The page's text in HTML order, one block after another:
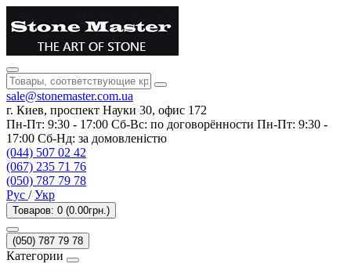
sale@stonemaster.com.ua
г. Киев, проспект Науки 30, офис 172
Пн-Пт: 9:30 - 17:00 Сб-Вс: по договорённости Пн-Пт: 9:30 -
17:00 Сб-Нд: за домовленістю
(044) 507 02 42
(067) 235 71 76
(050) 787 79 78
Рус / Укр
Товаров: 0 (0.00грн.)
(050) 787 79 78
Категории